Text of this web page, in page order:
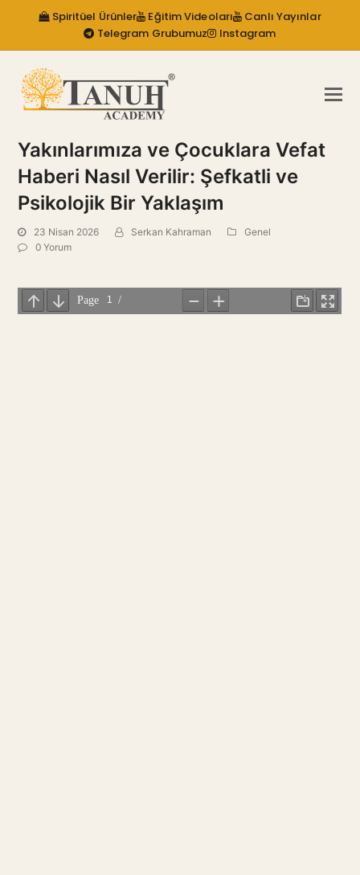
Spiritüel Ürünler Eğitim Videoları
Canlı Yayınlar
Telegram Grubumuz
Instagram
Yakınlarımıza ve Çocuklara Vefat
Haberi Nasıl Verilir: Şefkatli ve
Psikolojik Bir Yaklaşım
23 Nisan 2026 Serkan Kahraman
Genel
0 Yorum